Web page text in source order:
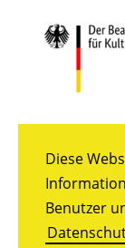
Diese
Benutzer